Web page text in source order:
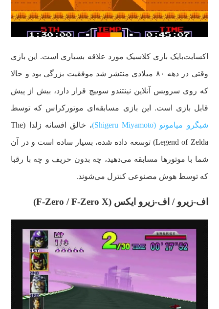
اکسایت‌بایک بازی کلاسیک مورد علاقه بسیاری است. این بازی
وقتی در دهه ۸۰ میلادی منتشر شد موفقیت بزرگی بود و حالا
که روی سرویس آنلاین نینتندو سوییچ قرار دارد، بیش از پیش
قابل بازی است. این بازی مسابقه‌ای موتورکراس که توسط
شیگرو میاموتو (Shigeru Miyamoto) ، خالق افسانه زلدا (The
Legend of Zelda) توسعه داده شده، بسیار ساده است و در آن
شما با موتورها مسابقه می‌دهید، چه بدون حریف و چه با رقبا
که توسط هوش مصنوعی کنترل می‌شوند.
اف-زیرو / اف-زیرو ایکس (F-Zero / F-Zero X)